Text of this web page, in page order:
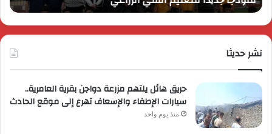
الفني
الزراعي
نشر حديثا
حريق هائل يلتهم مزرعة دواجن بقرية العامرية..
سيارات الإطفاء والإسعاف تهرع إلى موقع الحادث
منذ يوم واحد